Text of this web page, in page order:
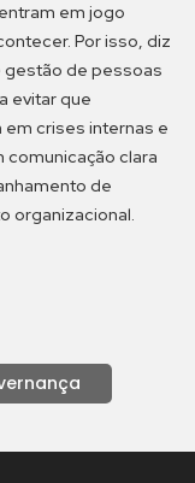
em jogo
Por isso, diz
de pessoas
evitar que
crises internas e
comunicação clara
de
organizacional.